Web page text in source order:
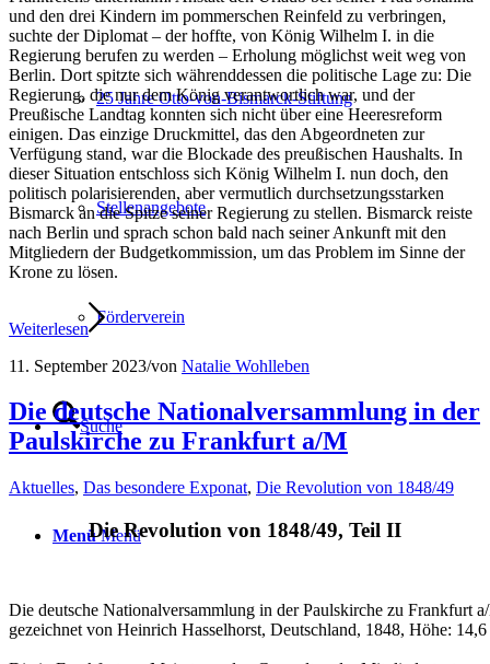
25 Jahre Otto-von-Bismarck-Stiftung
Stellenangebote
Förderverein
Suche
Menü Menü
und den drei Kindern im pommerschen Reinfeld zu verbringen,
suchte der Diplomat – der hoffte, von König Wilhelm I. in die
Regierung berufen zu werden – Erholung möglichst weit weg von
Berlin. Dort spitzte sich währenddessen die politische Lage zu: Die
Regierung, die nur dem König verantwortlich war, und der
Preußische Landtag konnten sich nicht über eine Heeresreform
einigen. Das einzige Druckmittel, das den Abgeordneten zur
Verfügung stand, war die Blockade des preußischen Haushalts. In
dieser Situation entschloss sich König Wilhelm I. nun doch, den
politisch polarisierenden, aber vermutlich durchsetzungsstarken
Bismarck an die Spitze seiner Regierung zu stellen. Bismarck reiste
nach Berlin und sprach schon bald nach seiner Ankunft mit den
Mitgliedern der Budgetkommission, um das Problem im Sinne der
Krone zu lösen.
Weiterlesen
11. September 2023/von Natalie Wohlleben
Die deutsche Nationalversammlung in der
Paulskirche zu Frankfurt a/M
Aktuelles, Das besondere Exponat, Die Revolution von 1848/49
Die Revolution von 1848/49, Teil II
Die deutsche Nationalversammlung in der Paulskirche zu
gezeichnet von Heinrich Hasselhorst, Deutschland, 1848, Höhe: